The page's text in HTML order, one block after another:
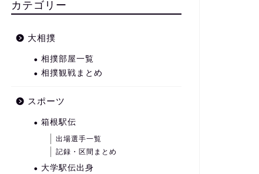
カテゴリー
大相撲
相撲部屋一覧
相撲観戦まとめ
スポーツ
箱根駅伝
出場選手一覧
記録・区間まとめ
大学駅伝出身